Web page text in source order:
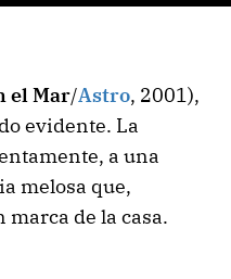
el Mar/Astro, 2001),
evidente. La
a una
melosa que,
de la casa.